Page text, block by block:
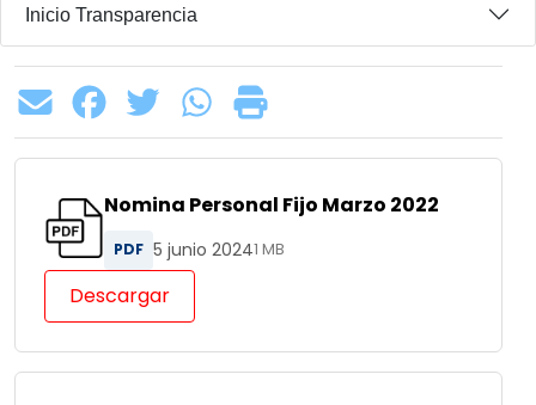
Inicio Transparencia
Nomina Personal Fijo Marzo 2022
PDF 5 junio 20241 MB
Descargar